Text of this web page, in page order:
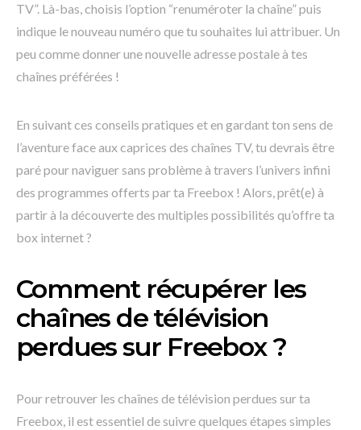
TV”. Là-bas, choisis l’option “renuméroter la chaîne” puis
indique le nouveau numéro que tu souhaites lui attribuer. Un
peu comme donner une nouvelle adresse postale à tes
chaînes préférées !
En suivant ces conseils pratiques et en gardant ton sens de
l’aventure face aux caprices des chaînes TV, tu devrais être
paré pour naviguer sans problème à travers l’univers infini
des programmes offerts par ta Freebox ! Alors, prêt(e) à
partir à la découverte des multiples possibilités qu’offre ta
box internet ?
Comment récupérer les
chaînes de télévision
perdues sur Freebox ?
Pour retrouver les chaînes de télévision perdues sur ta
Freebox, il est essentiel de suivre quelques étapes simples